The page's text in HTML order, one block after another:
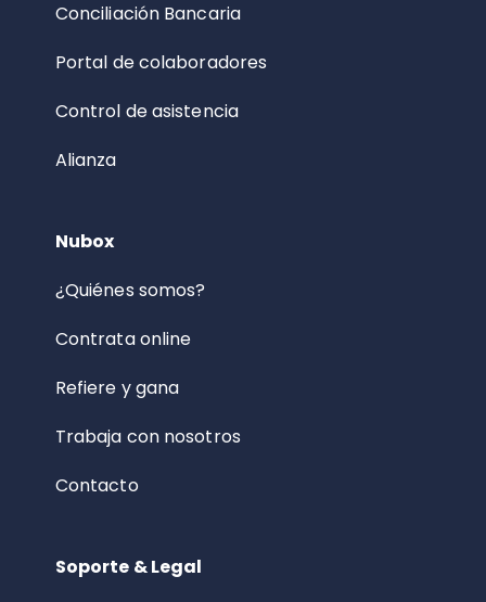
Conciliación Bancaria
Portal de colaboradores
Control de asistencia
Alianza
Nubox
¿Quiénes somos?
Contrata online
Refiere y gana
Trabaja con nosotros
Contacto
Soporte & Legal